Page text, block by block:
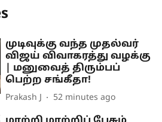
முடிவுக்கு வந்த முதல்வர்
விஜய் விவாகரத்து வழக்கு
| மனுவைத் திரும்பப்
பெற்ற சங்கீதா!
Prakash J 52 minutes ago